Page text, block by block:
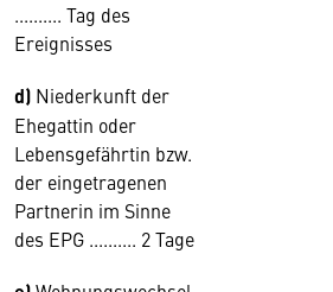
.......... Tag des
Ereignisses
d) Niederkunft der
Ehegattin oder
Lebensgefährtin bzw.
der eingetragenen
Partnerin im Sinne
des EPG .......... 2 Tage